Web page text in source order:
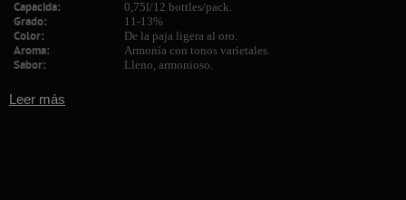
Capacida: 0,75l/12 bottles/pack.
Grado: 11-13%
Color: De la paja ligera al oro.
Aroma: Armonía con tonos varietales.
Sabor: Lleno, armonioso.
Leer más